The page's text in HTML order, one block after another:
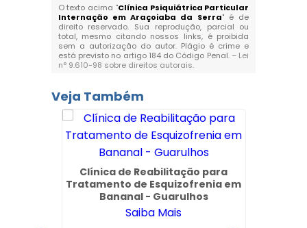
O texto acima "Clínica Psiquiátrica Particular
Internação em Araçoiaba da Serra" é de
direito reservado. Sua reprodução, parcial ou
total, mesmo citando nossos links, é proibida
sem a autorização do autor. Plágio é crime e
está previsto no artigo 184 do Código Penal. – Lei
n° 9.610-98 sobre direitos autorais.
Veja Também
Clínica de Reabilitação para
Tratamento de Esquizofrenia em
Bananal - Guarulhos
Saiba Mais